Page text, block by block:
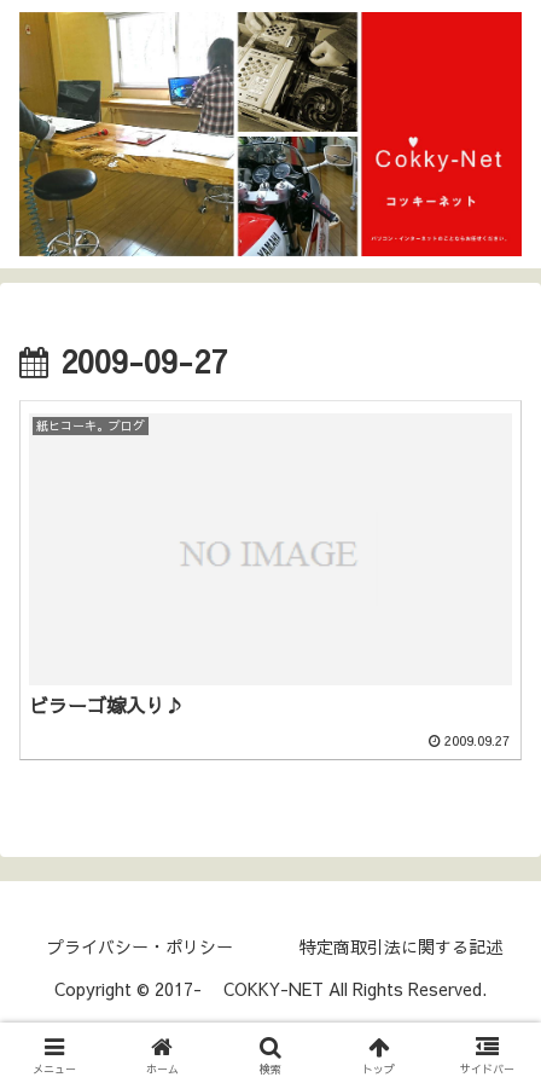
2009-09-27
紙ヒコーキ。ブログ
ビラーゴ嫁入り♪
2009.09.27
プライバシー・ポリシー
特定商取引法に関する記述
Copyright © 2017- COKKY-NET All Rights Reserved.
メニュー ホーム 検索 トップ サイドバー